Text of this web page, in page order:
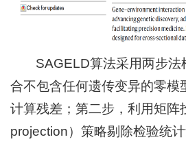
SAGELD算法采用两步法
合不包含任何遗传变异的零模
计算残差；第二步，利用矩阵
projection）策略剔除检验统